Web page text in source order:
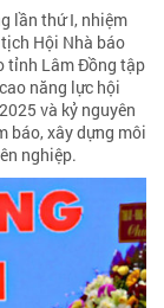
lần thứ I, nhiệm
Hội Nhà báo
tỉnh Lâm Đồng tập
năng lực hội
và kỷ nguyên
báo, xây dựng môi
nghiệp.